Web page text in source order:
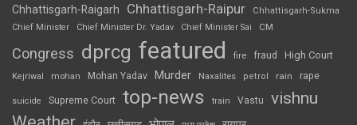
Chhattisgarh-Raigarh Chhattisgarh-Raipur
Chhattisgarh-Sukma
Chief Minister
Chief Minister Dr. Yadav Chief Minister Sai CM
Congress dprcg featured fire fraud High Court
Kejriwal mohan Mohan Yadav Murder Naxalites petrol rain rape
suicide Supreme Court top-news train Vastu vishnu